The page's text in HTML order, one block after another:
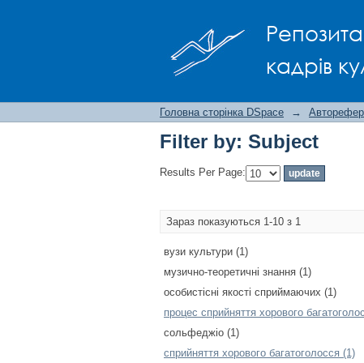
кадрів
Головна сторінка DSpace →
Filter by: Subject
Results Per Page:
Зараз показуються 1-10 з 1
вузи культури (1)
музично-теоретичні знання (1)
особистісні якості сприймаючих (1)
процес сприйняття хорового
сольфеджіо (1)
сприйняття хорового багатоголосся (1)